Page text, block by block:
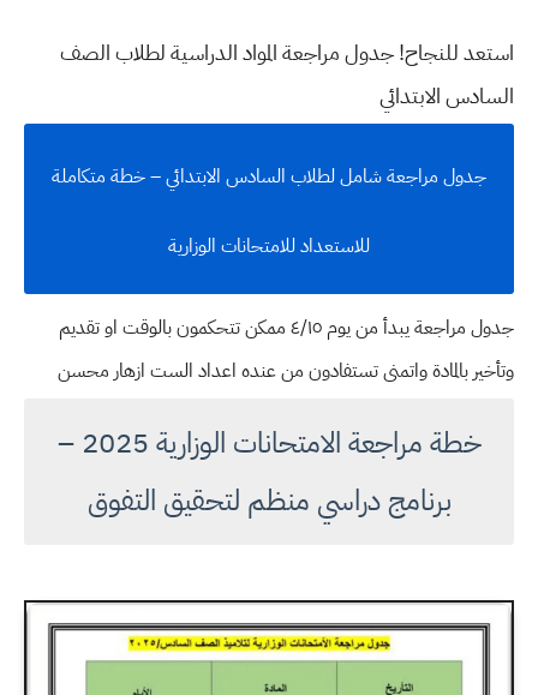
استعد للنجاح! جدول مراجعة المواد الدراسية لطلاب الصف
السادس الابتدائي
جدول مراجعة شامل لطلاب السادس الابتدائي – خطة متكاملة
للاستعداد للامتحانات الوزارية
جدول مراجعة يبدأ من يوم ٤/١٥ ممكن تتحكمون بالوقت او تقديم
وتأخير بالمادة واتمنى تستفادون من عنده اعداد الست ازهار محسن
خطة مراجعة الامتحانات الوزارية 2025 –
برنامج دراسي منظم لتحقيق التفوق